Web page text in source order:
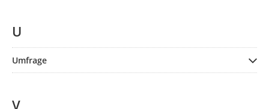
U
Umfrage
V